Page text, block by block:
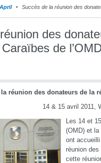
April Succès de la réunion des
des
de
réunion des donateurs de la
14 & 15 avril 2011,
Les 14 et
(OMD) et la
ont
réunion
cette